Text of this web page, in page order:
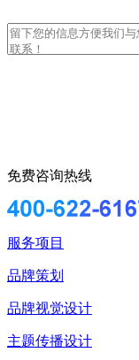
免费咨询热线
服务项目
品牌策划
品牌视觉设计
主题传播设计